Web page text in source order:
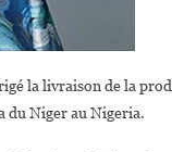
la livraison de la
du Niger au Nigeria.